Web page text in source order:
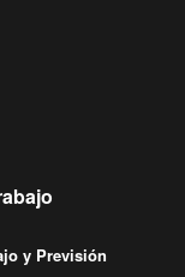
y Previsión